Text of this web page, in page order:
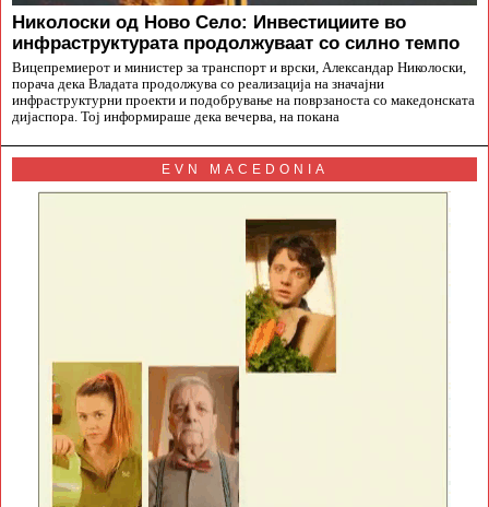
Николоски од Ново Село: Инвестициите во
инфраструктурата продолжуваат со силно темпо
Вицепремиерот и министер за транспорт и врски, Александар Николоски,
порача дека Владата продолжува со реализација на значајни
инфраструктурни проекти и подобрување на поврзаноста со македонската
дијаспора. Тој информираше дека вечерва, на покана
EVN MACEDONIA